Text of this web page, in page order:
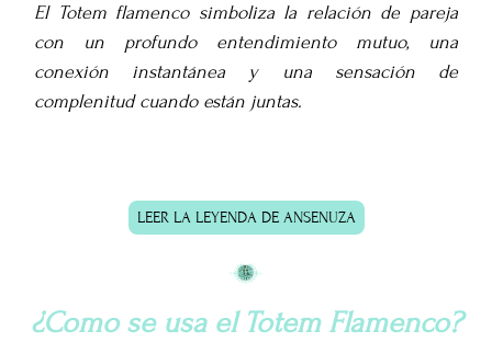
El Totem flamenco simboliza la relación de pareja
con un profundo entendimiento mutuo, una
conexión instantánea y una sensación de
complenitud cuando están juntas.
LEER LA LEYENDA DE ANSENUZA
¿Como se usa el Totem Flamenco?